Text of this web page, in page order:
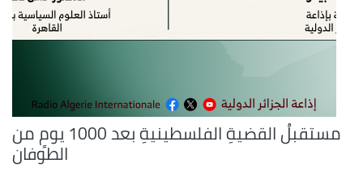
مستقبلُ القضيةِ الفلسطينيةِ بعد 1000 يومٍ من
الطوفان